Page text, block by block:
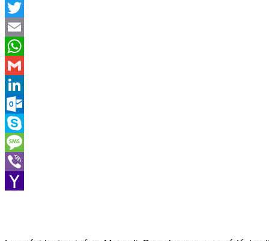
Facebook
Twitter
Email
WhatsApp
Gmail
LinkedIn
Outlook.com
Skype
Message
Viber